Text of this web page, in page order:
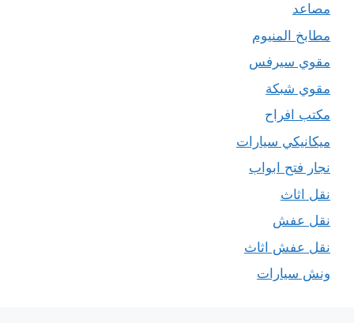
مصاعد
مطابخ المنيوم
مقوي سيرفس
مقوي شبكة
مكتب افراح
ميكانيكي سيارات
نجار فتح ابواب
نقل اثاث
نقل عفش
نقل عفش اثاث
ونش سيارات